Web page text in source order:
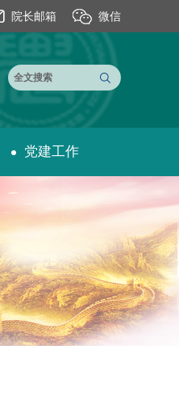
院长邮箱 微信
党建工作